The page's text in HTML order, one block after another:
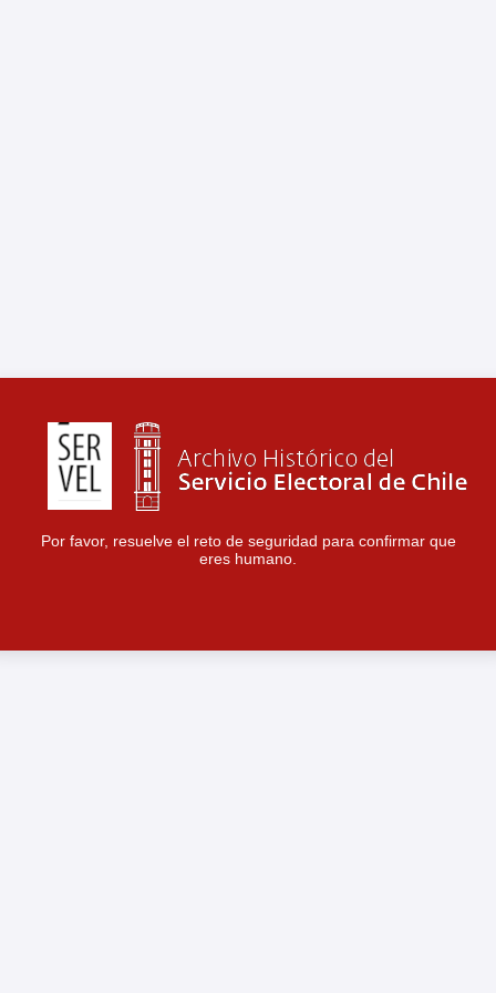
Por favor, resuelve el reto de seguridad para confirmar que
eres humano.